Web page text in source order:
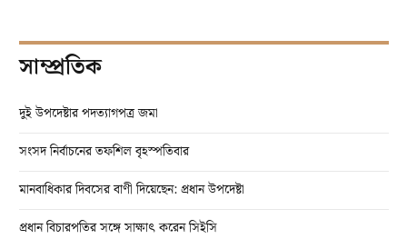
সাম্প্রতিক
দুই উপদেষ্টার পদত্যাগপত্র জমা
সংসদ নির্বাচনের তফশিল বৃহস্পতিবার
মানবাধিকার দিবসের বাণী দিয়েছেন: প্রধান উপদেষ্টা
প্রধান বিচারপতির সঙ্গে সাক্ষাৎ করেন সিইসি